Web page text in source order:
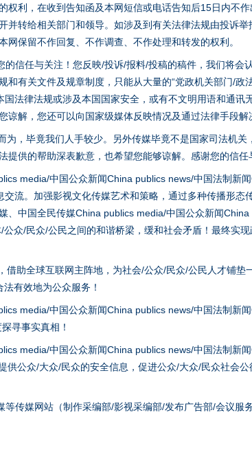
权利，在收到告知函及本网短信或电话告知后15日内不
转给相关部门和领导。如涉及到有关法律法规由投诉
保留不作回复、不作调查、不作处理和转发的权利。
信任与关注！您反映/投诉/报料/投稿的稿件，我们将会
有关文件及规章制度，只能从大量的“党政机关部门/政
法律法规或涉及本国国家安全，或有不文明用语和通讯
解，您还可以向国家级媒体反映情况及通过法律手段解
，毕竟我们人手较少。另外传媒毕竟不是国家司法机关
供的帮助深表歉意，也希望您能够谅解。感谢您的信任
media/中国公众新闻China publics news/中国法制新
流。加强影视文化传媒艺术和策略，通过多种传播形态
、中国全民传媒China publics media/中国公众新闻China
众/民众/公民之间的和谐桥梁，缓和社会矛盾！最终实
助全球互联网主阵地，为社会/公众/民众/公民人才铺垫
有效地为公众服务！
media/中国公众新闻China publics news/中国法制新
寻事实真相！
media/中国公众新闻China publics news/中国法制新
公众/大众/民众的安全信息，促进公众/大众/民众社会公
传媒网站（制作采编部/影视采编部/发布广告部/会议服
茶叶“炒上天”